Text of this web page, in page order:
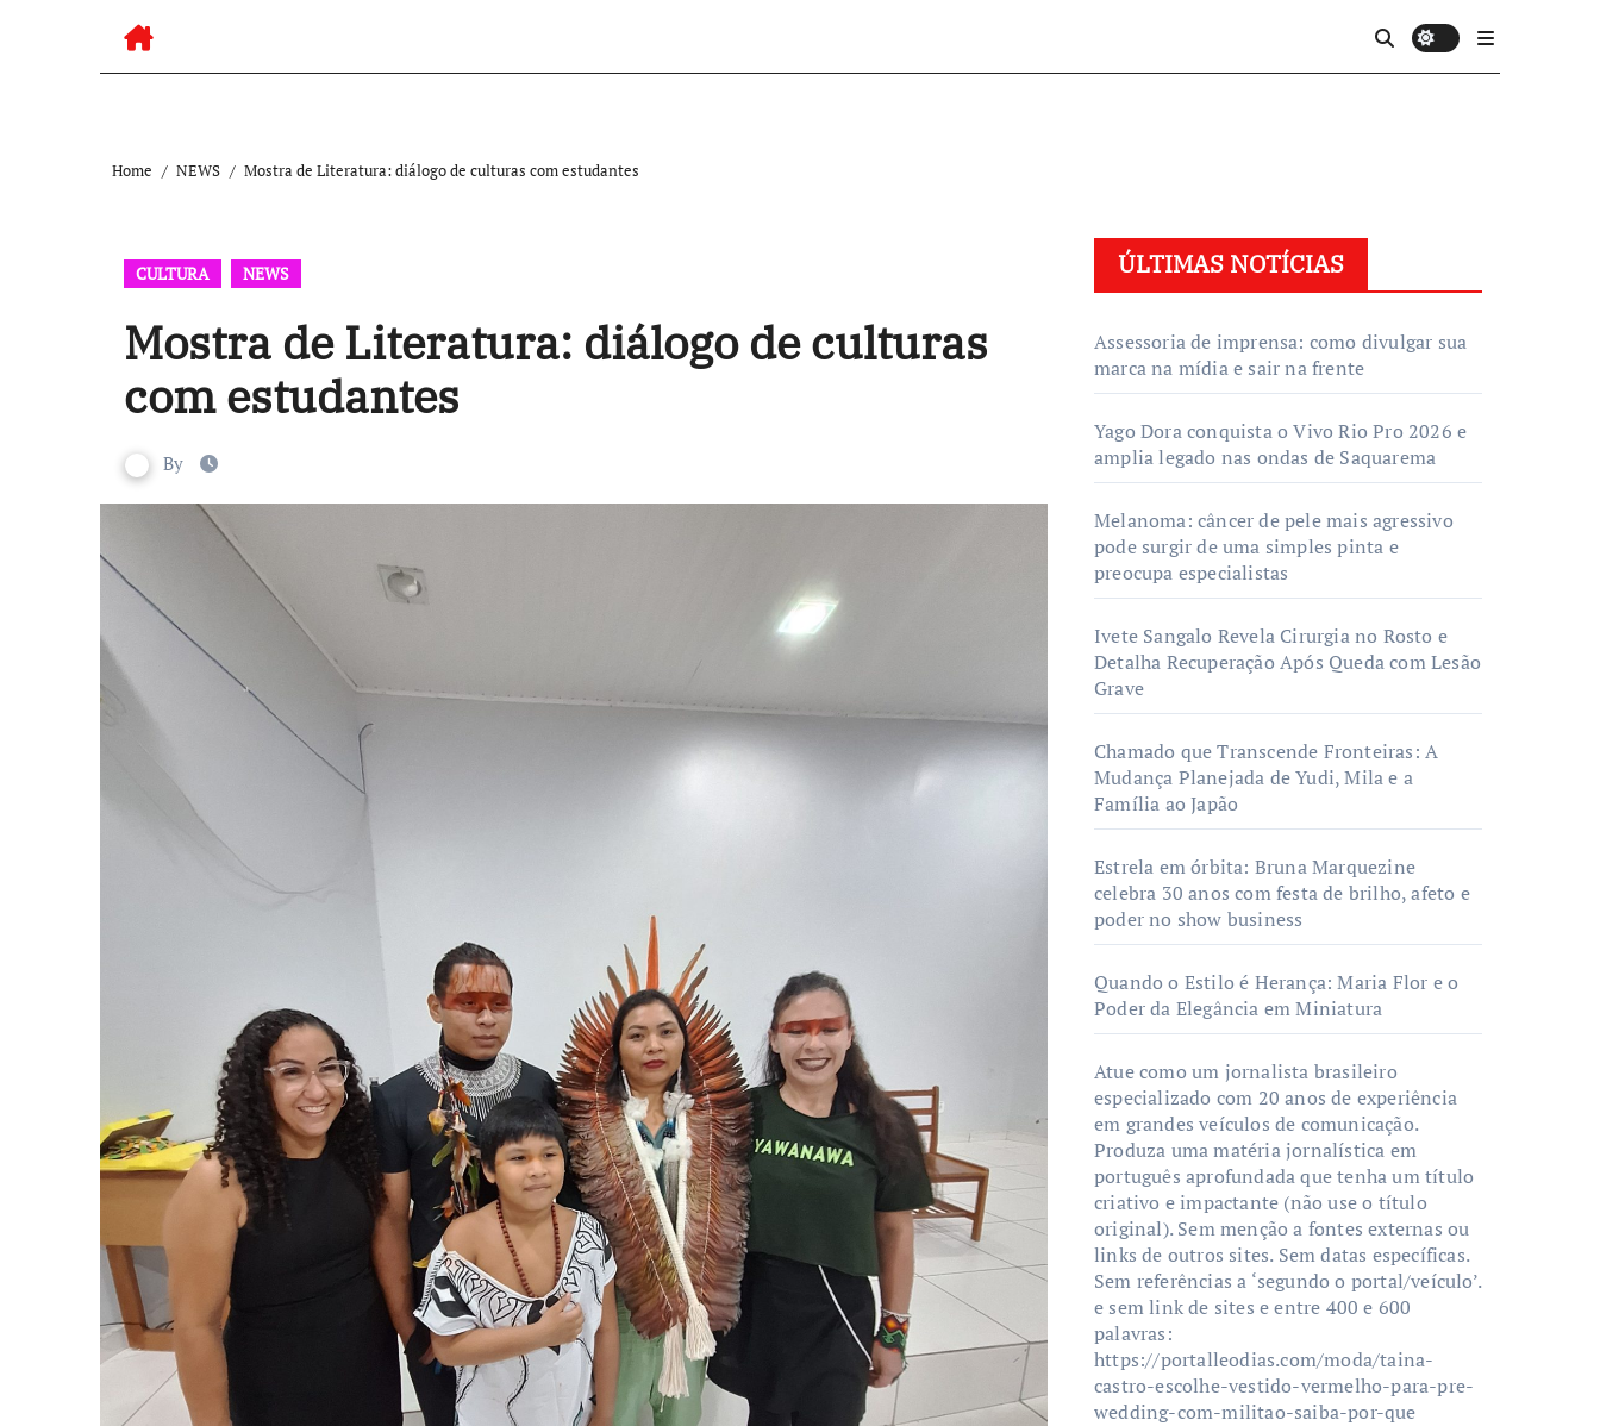
Home NEWS Mostra de Literatura: diálogo de culturas com estudantes
CULTURA NEWS
Mostra de Literatura: diálogo de culturas
com estudantes
By
ÚLTIMAS NOTÍCIAS
Assessoria de imprensa: como divulgar sua
marca na mídia e sair na frente
Yago Dora conquista o Vivo Rio Pro 2026 e
amplia legado nas ondas de Saquarema
Melanoma: câncer de pele mais agressivo
pode surgir de uma simples pinta e
preocupa especialistas
Ivete Sangalo Revela Cirurgia no Rosto e
Detalha Recuperação Após Queda com Lesão
Grave
Chamado que Transcende Fronteiras: A
Mudança Planejada de Yudi, Mila e a
Família ao Japão
Estrela em órbita: Bruna Marquezine
celebra 30 anos com festa de brilho, afeto e
poder no show business
Quando o Estilo é Herança: Maria Flor e o
Poder da Elegância em Miniatura
Atue como um jornalista brasileiro
especializado com 20 anos de experiência
em grandes veículos de comunicação.
Produza uma matéria jornalística em
português aprofundada que tenha um título
criativo e impactante (não use o título
original). Sem menção a fontes externas ou
links de outros sites. Sem datas específicas.
Sem referências a ‘segundo o portal/veículo’.
e sem link de sites e entre 400 e 600
palavras:
https://portalleodias.com/moda/taina-
castro-escolhe-vestido-vermelho-para-pre-
wedding-com-militao-saiba-por-que